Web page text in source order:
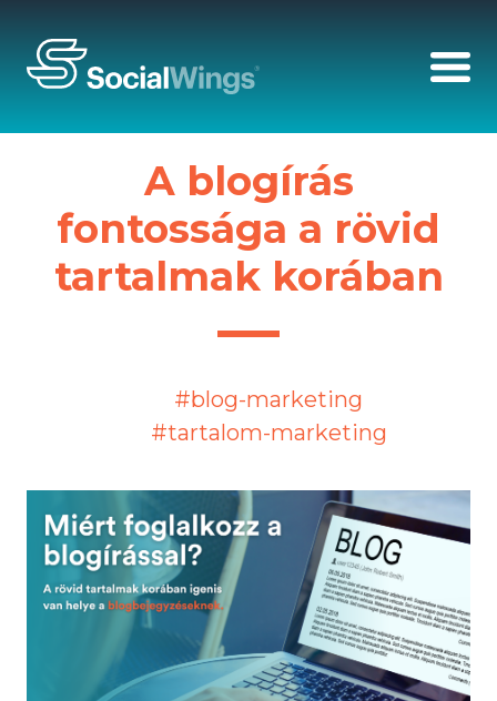
A blogírás
fontossága a rövid
tartalmak korában
#blog-marketing
#tartalom-marketing